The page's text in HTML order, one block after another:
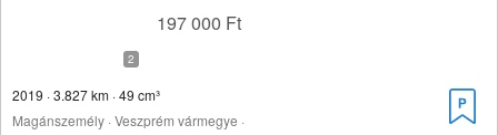
197 000 Ft
2019 · 3.827 km · 49 cm³
Magánszemély · Veszprém vármegye ·